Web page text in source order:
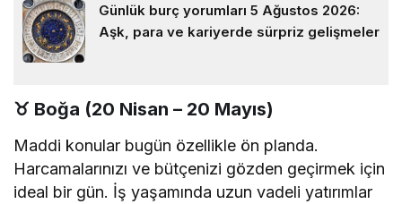
Günlük burç yorumları 5 Ağustos 2026:
Aşk, para ve kariyerde sürpriz gelişmeler
♉ Boğa (20 Nisan – 20 Mayıs)
Maddi konular bugün özellikle ön planda.
Harcamalarınızı ve bütçenizi gözden geçirmek için
ideal bir gün. İş yaşamında uzun vadeli yatırımlar